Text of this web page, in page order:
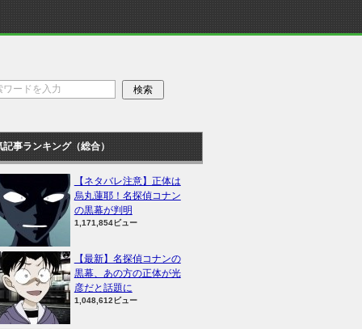
記事ランキング（総合）
【ネタバレ注意】正体は
烏丸蓮耶！名探偵コナン
の黒幕が判明
1,171,854ビュー
【最新】名探偵コナンの
黒幕、あの方の正体が光
彦だと話題に
1,048,612ビュー